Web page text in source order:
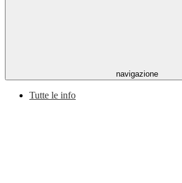
navigazione
Tutte le info